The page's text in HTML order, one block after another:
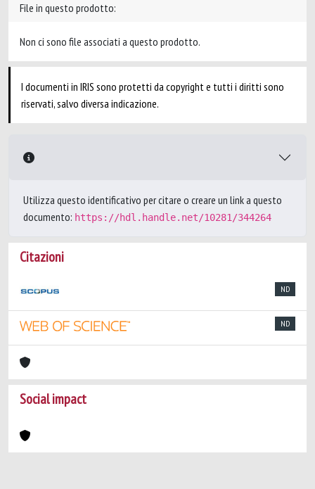
File in questo prodotto:
Non ci sono file associati a questo prodotto.
I documenti in IRIS sono protetti da copyright e tutti i diritti sono
riservati, salvo diversa indicazione.
Utilizza questo identificativo per citare o creare un link a questo
documento: https://hdl.handle.net/10281/344264
Citazioni
ND
ND
Social impact